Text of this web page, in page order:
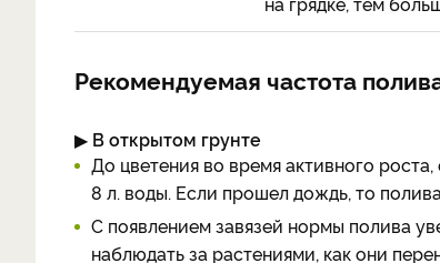
Рекомендуемая частота
▶ В открытом грунте
До цветения во время активного
8 л. воды. Если прошел дождь, то
С появлением завязей нормы полива
наблюдать за растениями, как они